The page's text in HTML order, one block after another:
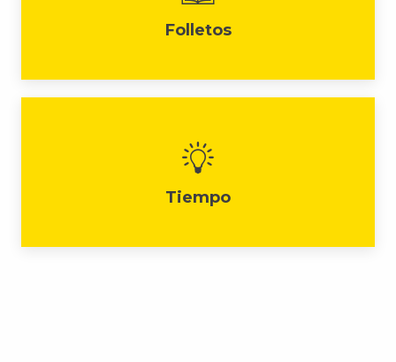
Folletos
Tiempo